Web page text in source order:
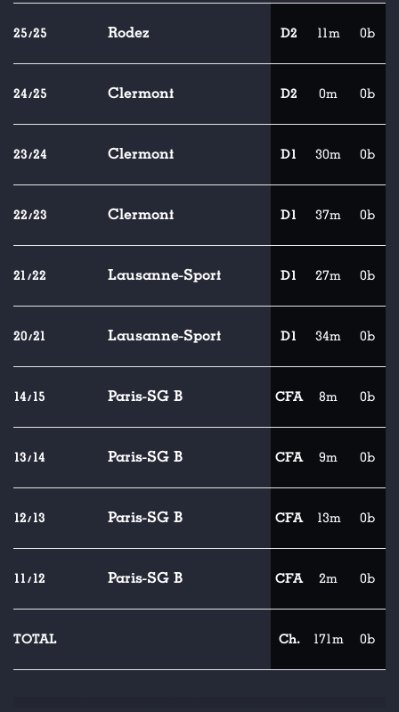
25/25 Rodez D2 11m 0b
24/25 Clermont D2 0m 0b
23/24 Clermont D1 30m 0b
22/23 Clermont D1 37m 0b
21/22 Lausanne-Sport D1 27m 0b
20/21 Lausanne-Sport D1 34m 0b
14/15 Paris-SG B CFA 8m 0b
13/14 Paris-SG B CFA 9m 0b
12/13 Paris-SG B CFA 13m 0b
11/12 Paris-SG B CFA 2m 0b
TOTAL Ch. 171m 0b